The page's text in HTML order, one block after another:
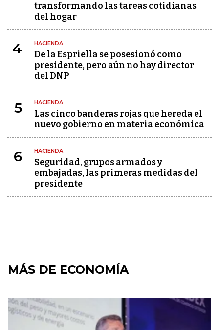
transformando las tareas cotidianas
del hogar
4 HACIENDA
De la Espriella se posesionó como
presidente, pero aún no hay director
del DNP
5 HACIENDA
Las cinco banderas rojas que hereda el
nuevo gobierno en materia económica
6 HACIENDA
Seguridad, grupos armados y
embajadas, las primeras medidas del
presidente
MÁS DE ECONOMÍA